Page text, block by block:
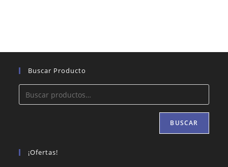
Buscar Producto
BUSCAR
¡Ofertas!